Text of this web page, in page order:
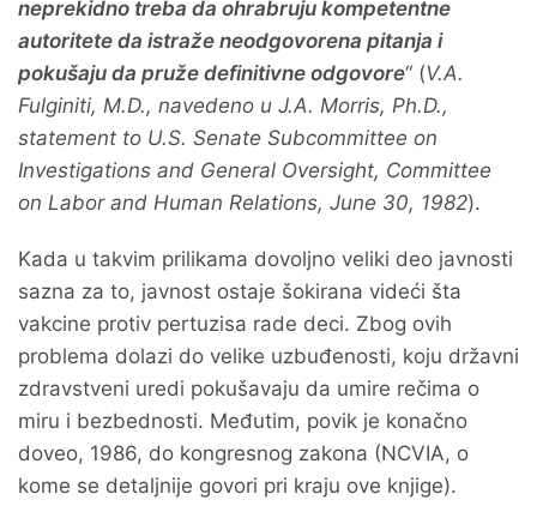
neprekidno treba da ohrabruju kompetentne
autoritete da istraže neodgovorena pitanja i
pokušaju da pruže definitivne odgovore“ (V.A.
Fulginiti, M.D., navedeno u J.A. Morris, Ph.D.,
statement to U.S. Senate Subcommittee on
Investigations and General Oversight, Committee
on Labor and Human Relations, June 30, 1982).
Kada u takvim prilikama dovoljno veliki deo javnosti
sazna za to, javnost ostaje šokirana videći šta
vakcine protiv pertuzisa rade deci. Zbog ovih
problema dolazi do velike uzbuđenosti, koju državni
zdravstveni uredi pokušavaju da umire rečima o
miru i bezbednosti. Međutim, povik je konačno
doveo, 1986, do kongresnog zakona (NCVIA, o
kome se detaljnije govori pri kraju ove knjige).